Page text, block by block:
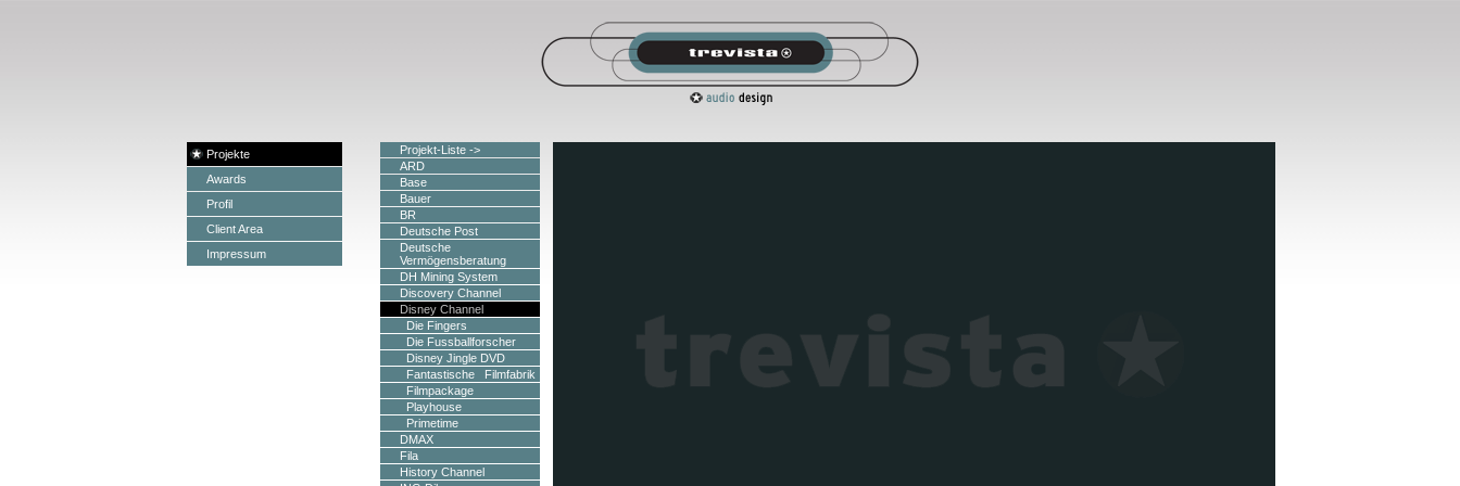
Projekte
Awards
Profil
Client Area
Impressum
Projekt-Liste ->
ARD
Base
Bauer
BR
Deutsche Post
Deutsche
Vermögensberatung
DH Mining System
Discovery Channel
Disney Channel
Die Fingers
Die Fussballforscher
Disney Jingle DVD
Fantastische Filmfabrik
Filmpackage
Playhouse
Primetime
DMAX
Fila
History Channel